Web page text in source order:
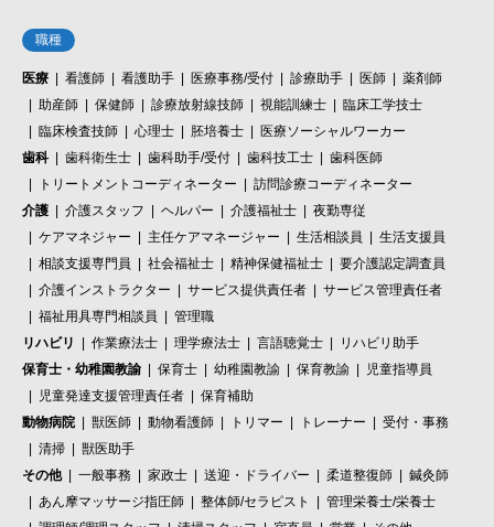
職種
医療 看護師 看護助手 医療事務/受付 診療助手 医師
薬剤師
助産師
保健師 診療放射線技師 視能訓練士
臨床工学技士
臨床検査技師
心理士 胚培養士
医療ソーシャルワーカー
歯科
歯科衛生士 歯科助手/受付 歯科技工士
歯科医師
トリートメントコーディネーター
訪問診療コーディネーター
介護
介護スタッフ ヘルパー 介護福祉士
夜勤専従
ケアマネジャー
主任ケアマネージャー 生活相談員
生活支援員
相談支援専門員
社会福祉士 精神保健福祉士
要介護認定調査員
介護インストラクター
サービス提供責任者
サービス管理責任者
福祉用具専門相談員
管理職
リハビリ
作業療法士 理学療法士 言語聴覚士
リハビリ助手
保育士・幼稚園教諭
保育士 幼稚園教諭 保育教諭
児童指導員
児童発達支援管理責任者
保育補助
動物病院
獣医師 動物看護師 トリマー トレーナー
受付・事務
清掃
獣医助手
その他
一般事務 家政士 送迎・ドライバー 柔道整復師
鍼灸師
あん摩マッサージ指圧師
整体師/セラピスト
管理栄養士/栄養士